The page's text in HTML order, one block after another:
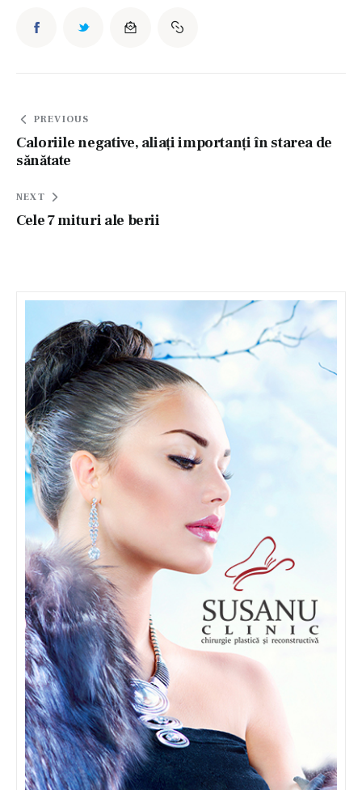
Navigare
în
articole
PREVIOUS
Caloriile negative, aliaţi importanţi în starea de
sănătate
NEXT
Cele 7 mituri ale berii